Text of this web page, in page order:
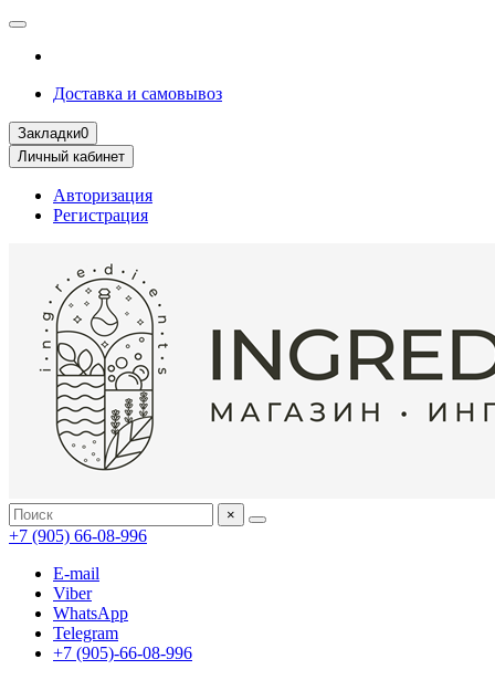
Доставка и самовывоз
Закладки0
Личный кабинет
Авторизация
Регистрация
×
+7 (905) 66-08-996
E-mail
Viber
WhatsApp
Telegram
+7 (905)-66-08-996